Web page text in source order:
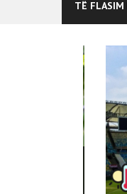
TË FLASIM